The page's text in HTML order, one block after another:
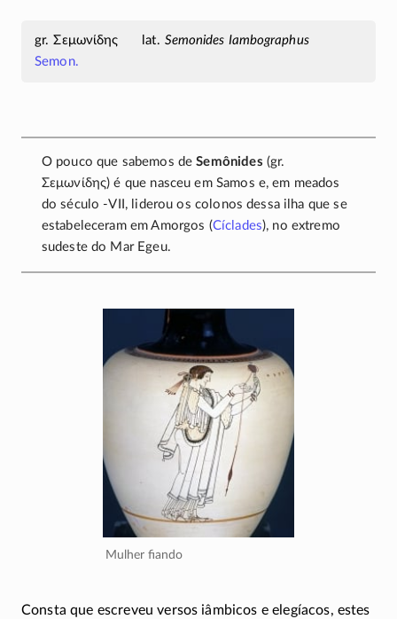
Σεμωνίδης
Semonides Iambographus
Semon.
O pouco que sabemos deSemônides (gr.
Σεμωνίδης) é que nasceu em Samos e, em meados
do século -VII , liderou os colonos dessa ilha que se
estabeleceram em Amorgos (Cíclades), no extremo
sudeste do Mar Egeu.
Mulher fiando
Consta que escreveu versos iâmbicos e elegíacos, estes